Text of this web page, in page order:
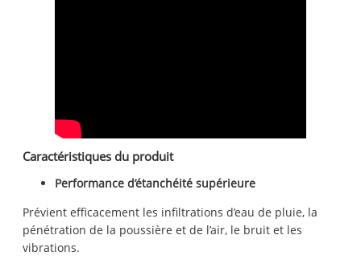
Caractéristiques du produit
Performance d’étanchéité supérieure
Prévient efficacement les infiltrations d’eau de pluie, la
pénétration de la poussière et de l’air, le bruit et les
vibrations.